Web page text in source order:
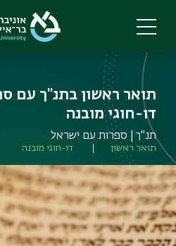
main
תואר ראשון בתנ"ך עם
דו-חוגי מובנה
תנ"ך | ספרות עם ישראל
תואר ראשון דו-חוגי מובנה